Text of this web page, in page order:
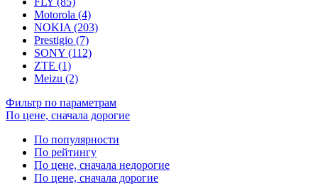
Motorola (4)
NOKIA (203)
Prestigio (7)
SONY (112)
ZTE (1)
Meizu (2)
Фильтр по параметрам
По цене, сначала дорогие
По популярности
По рейтингу
По цене, сначала недорогие
По цене, сначала дорогие